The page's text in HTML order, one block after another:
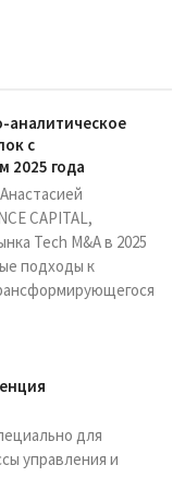
аналитическое
с
2025 года
CAPITAL,
Tech M&A в 2025
подходы к
для
управления и